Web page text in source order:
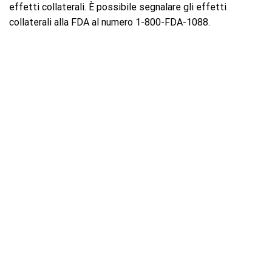
effetti collaterali. È possibile segnalare gli effetti
collaterali alla FDA al numero 1-800-FDA-1088.